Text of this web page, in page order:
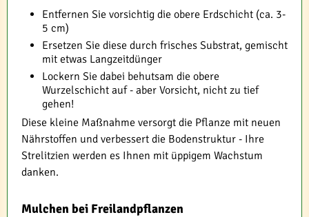
Entfernen Sie vorsichtig die obere Erdschicht (ca. 3-
5 cm)
Ersetzen Sie diese durch frisches Substrat, gemischt
mit etwas Langzeitdünger
Lockern Sie dabei behutsam die obere
Wurzelschicht auf - aber Vorsicht, nicht zu tief
gehen!
Diese kleine Maßnahme versorgt die Pflanze mit neuen
Nährstoffen und verbessert die Bodenstruktur - Ihre
Strelitzien werden es Ihnen mit üppigem Wachstum
danken.
Mulchen bei Freilandpflanzen